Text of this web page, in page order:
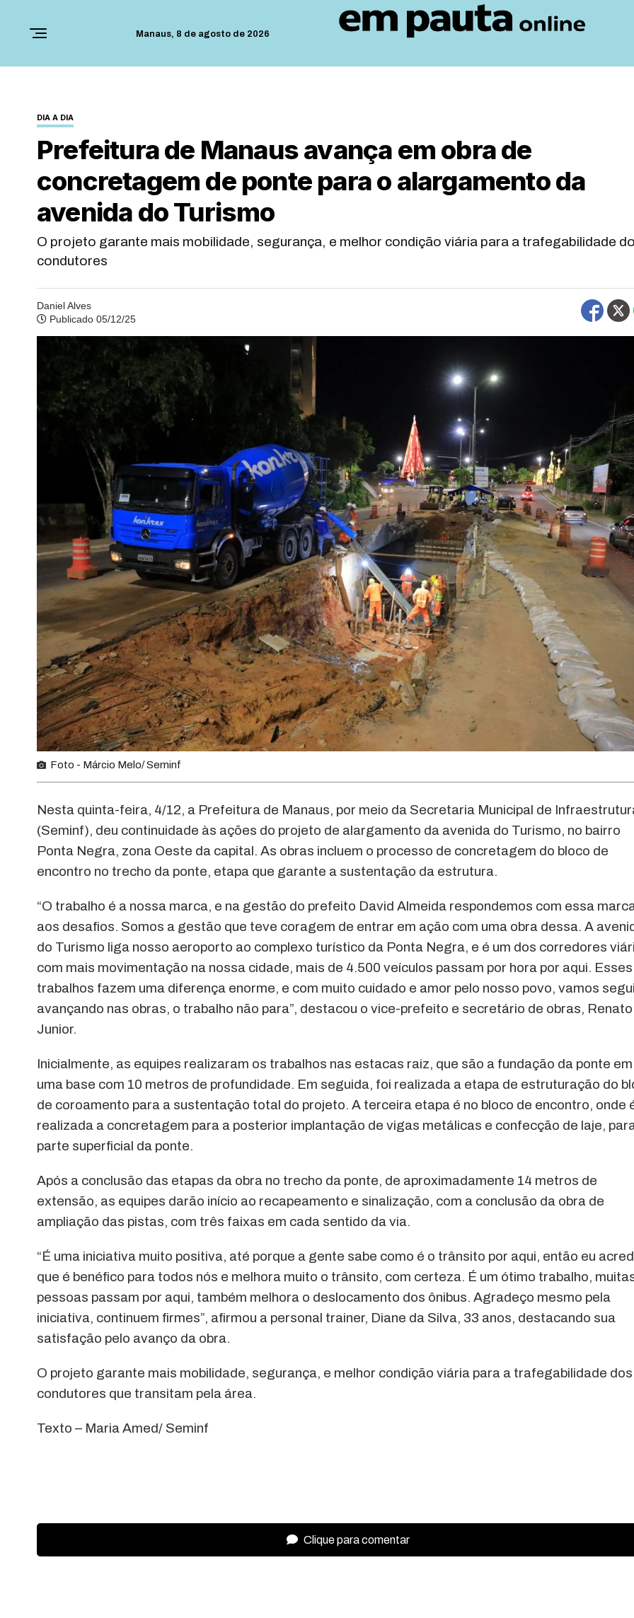
Manaus, 8 de agosto de 2026
DIA A DIA
Prefeitura de Manaus avança em obra de
concretagem de ponte para o alargamento da
avenida do Turismo
O projeto garante mais mobilidade, segurança, e melhor condição viária para a trafegabilidade
condutores
Daniel Alves
Publicado 05/12/25
Foto - Márcio Melo/ Seminf
Nesta quinta-feira, 4/12, a Prefeitura de Manaus, por meio da Secretaria Municipal de
(Seminf), deu continuidade às ações do projeto de alargamento da avenida do Turismo, no bairro
Ponta Negra, zona Oeste da capital. As obras incluem o processo de concretagem do bloco de
encontro no trecho da ponte, etapa que garante a sustentação da estrutura.
“O trabalho é a nossa marca, e na gestão do prefeito David Almeida respondemos com essa
aos desafios. Somos a gestão que teve coragem de entrar em ação com uma obra dessa. A
do Turismo liga nosso aeroporto ao complexo turístico da Ponta Negra, e é um dos corredores
com mais movimentação na nossa cidade, mais de 4.500 veículos passam por hora por aqui. Esses
trabalhos fazem uma diferença enorme, e com muito cuidado e amor pelo nosso povo, vamos
avançando nas obras, o trabalho não para”, destacou o vice-prefeito e secretário de obras, Renato
Junior.
Inicialmente, as equipes realizaram os trabalhos nas estacas raiz, que são a fundação da ponte em
uma base com 10 metros de profundidade. Em seguida, foi realizada a etapa de estruturação do
de coroamento para a sustentação total do projeto. A terceira etapa é no bloco de encontro, onde
realizada a concretagem para a posterior implantação de vigas metálicas e confecção de laje,
parte superficial da ponte.
Após a conclusão das etapas da obra no trecho da ponte, de aproximadamente 14 metros de
extensão, as equipes darão início ao recapeamento e sinalização, com a conclusão da obra de
ampliação das pistas, com três faixas em cada sentido da via.
“É uma iniciativa muito positiva, até porque a gente sabe como é o trânsito por aqui, então eu
que é benéfico para todos nós e melhora muito o trânsito, com certeza. É um ótimo trabalho,
pessoas passam por aqui, também melhora o deslocamento dos ônibus. Agradeço mesmo pela
iniciativa, continuem firmes”, afirmou a personal trainer, Diane da Silva, 33 anos, destacando sua
satisfação pelo avanço da obra.
O projeto garante mais mobilidade, segurança, e melhor condição viária para a trafegabilidade dos
condutores que transitam pela área.
Texto – Maria Amed/ Seminf
Clique para comentar